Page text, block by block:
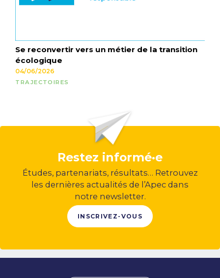
Se reconvertir vers un métier de la transition
écologique
04/06/2026
TRAJECTOIRES
Restez informé·e
Études, partenariats, résultats… Retrouvez
les dernières actualités de l’Apec dans
notre newsletter.
INSCRIVEZ-VOUS